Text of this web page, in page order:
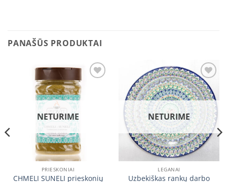
PANAŠŪS PRODUKTAI
NETURIME
PRIESKONIAI
CHMELI SUNELI prieskonių
Įtraukti
į norų
sąrašą
NETURIME
LEGANAI
Uzbekiškas rankų darbo